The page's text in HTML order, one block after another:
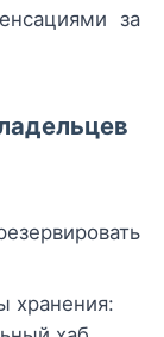
за
хранения: